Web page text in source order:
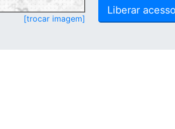
[trocar imagem]